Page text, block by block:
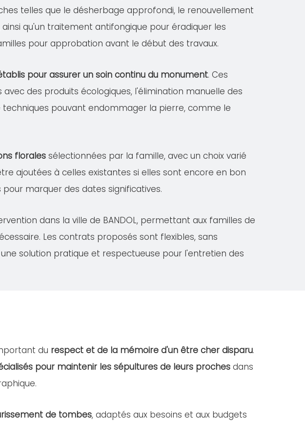
telles que le désherbage approfondi, le renouvellement
qu'un traitement antifongique pour éradiquer les
pour approbation avant le début des travaux.
pour assurer un soin continu du monument. Ces
des produits écologiques, l'élimination manuelle des
techniques pouvant endommager la pierre, comme le
florales sélectionnées par la famille, avec un choix varié
ajoutées à celles existantes si elles sont encore en bon
marquer des dates significatives.
dans la ville de BANDOL, permettant aux familles de
Les contrats proposés sont flexibles, sans
solution pratique et respectueuse pour l'entretien des
du respect et de la mémoire d'un être cher disparu.
pour maintenir les sépultures de leurs proches dans
de tombes, adaptés aux besoins et aux budgets